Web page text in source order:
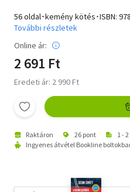
56 oldal･kemény kötés･ISBN:
További részletek
Online ár:
2 691 Ft
Eredeti ár: 2 990 Ft
Raktáron 26 pont
1 -
Ingyenes átvétel Bookline